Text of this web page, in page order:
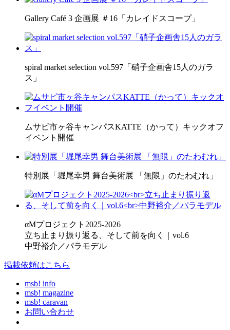
Gallery Café 3 企画展 ＃16「カレイドスコープ」
spiral market selection vol.597「硝子企画舎15人のガラ
ス」
ムサビ市ヶ谷キャンパスKATTE（かって）キックオフ
イベント開催
特別展「堀尾幸男 舞台美術展 「無限」のたわむれ」
αMプロジェクト2025-2026
立ち止まり振り返る、そして前を向く｜vol.6
中野裕介／パラモデル
掲載依頼はこちら
msb! info
msb! magazine
msb! caravan
お問い合わせ